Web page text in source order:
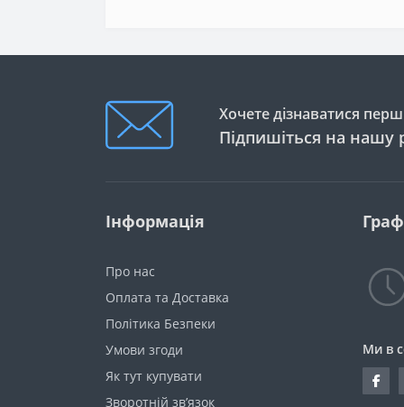
Хочете дізнаватися
Підпишіться на нашу
Інформація
Про нас
Оплата та Доставка
Політика Безпеки
Умови згоди
Як тут купувати
Зворотній зв’язок
Ми в